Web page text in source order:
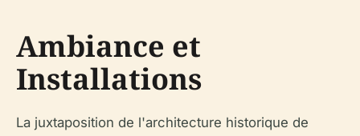
Ambiance et
Installations
La juxtaposition de l'architecture historique de